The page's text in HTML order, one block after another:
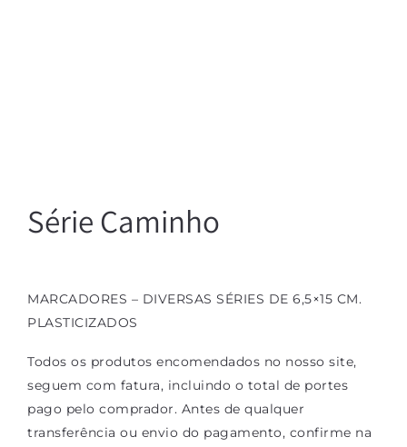
Série Caminho
MARCADORES – DIVERSAS SÉRIES DE 6,5×15 CM.
PLASTICIZADOS
Todos os produtos encomendados no nosso site,
seguem com fatura, incluindo o total de portes
pago pelo comprador. Antes de qualquer
transferência ou envio do pagamento, confirme na